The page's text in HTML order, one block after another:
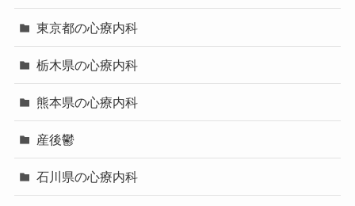
東京都の心療内科
栃木県の心療内科
熊本県の心療内科
産後鬱
石川県の心療内科